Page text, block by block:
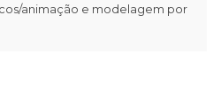
animação e modelagem por